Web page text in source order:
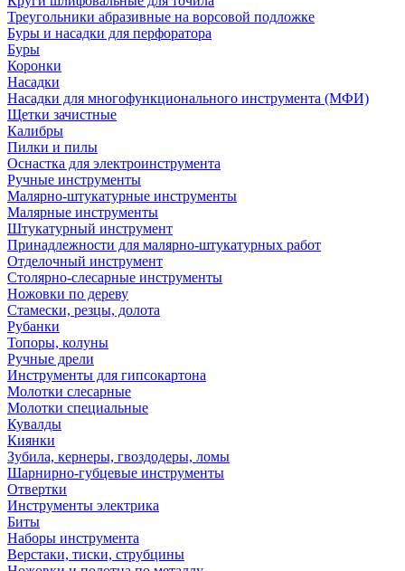
Треугольники абразивные на ворсовой подложке
Буры и насадки для перфоратора
Буры
Коронки
Насадки
Насадки для многофункционального инструмента (МФИ)
Щетки зачистные
Калибры
Пилки и пилы
Оснастка для электроинструмента
Ручные инструменты
Малярно-штукатурные инструменты
Малярные инструменты
Штукатурный инструмент
Принадлежности для малярно-штукатурных работ
Отделочный инструмент
Столярно-слесарные инструменты
Ножовки по дереву
Стамески, резцы, долота
Рубанки
Топоры, колуны
Ручные дрели
Инструменты для гипсокартона
Молотки слесарные
Молотки специальные
Кувалды
Киянки
Зубила, кернеры, гвоздодеры, ломы
Шарнирно-губцевые инструменты
Отвертки
Инструменты электрика
Биты
Наборы инструмента
Верстаки, тиски, струбцины